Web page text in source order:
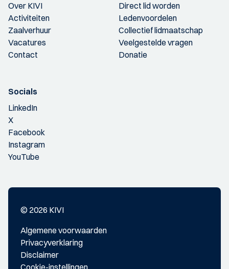
Over KIVI
Activiteiten
Zaalverhuur
Vacatures
Contact
Direct lid worden
Ledenvoordelen
Collectief lidmaatschap
Veelgestelde vragen
Donatie
Socials
LinkedIn
X
Facebook
Instagram
YouTube
© 2026 KIVI
Algemene voorwaarden
Privacyverklaring
Disclaimer